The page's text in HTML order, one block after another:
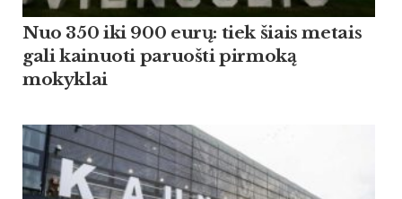
Nuo 350 iki 900 eurų: tiek šiais metais
gali kainuoti paruošti pirmoką
mokyklai